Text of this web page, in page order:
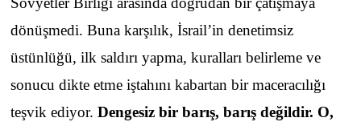
dönüşmedi. Buna karşılık, İsrail’in denetimsiz
üstünlüğü, ilk saldırı yapma, kuralları belirleme ve
sonucu dikte etme iştahını kabartan bir maceracılığı
teşvik ediyor.Dengesiz bir barış, barış değildir. O,